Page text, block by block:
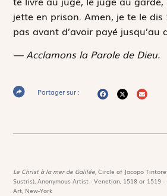
jette en prison. Amen, je te le dis
pas avant d’avoir payé jusqu’au
— Acclamons la Parole de Dieu.
Partager sur :
Le Christ à la mer de Galilée,Circle of Jacopo
Sustris), Anonymous Artist - Venetian, 1518 or 1519
Art, New-York